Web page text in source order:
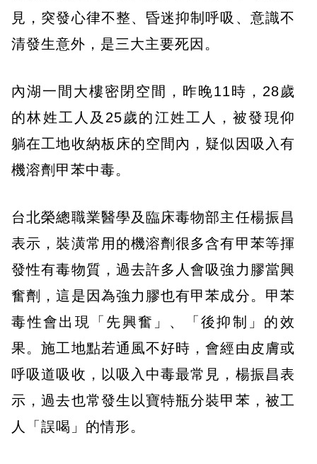
見，突發心律不整、昏迷抑制呼吸、意識不
清發生意外，是三大主要死因。
內湖一間大樓密閉空間，昨晚11時，28歲
的林姓工人及25歲的江姓工人，被發現仰
躺在工地收納板床的空間內，疑似因吸入有
機溶劑甲苯中毒。
台北榮總職業醫學及臨床毒物部主任楊振昌
表示，裝潢常用的機溶劑很多含有甲苯等揮
發性有毒物質，過去許多人會吸強力膠當興
奮劑，這是因為強力膠也有甲苯成分。甲苯
毒性會出現「先興奮」、「後抑制」的效
果。施工地點若通風不好時，會經由皮膚或
呼吸道吸收，以吸入中毒最常見，楊振昌表
示，過去也常發生以寶特瓶分裝甲苯，被工
人「誤喝」的情形。